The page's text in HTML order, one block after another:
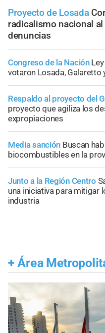
Proyecto de Losada
radicalismo nacional
denuncias
Congreso de la Nación
votaron Losada, Galaretto
Respaldo al proyecto del
proyecto que agiliza los
expropiaciones
Media sanción Buscan
biocombustibles en la
Junto a la Región Centro
una iniciativa para mitigar
industria
+ Área